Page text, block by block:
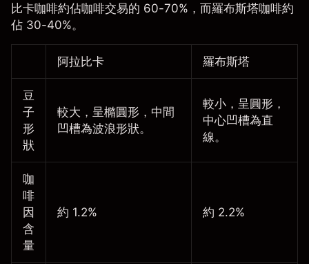
比卡咖啡約佔咖啡交易的 60-70%，而羅布斯塔咖啡約
佔 30-40%。
阿拉比卡 羅布斯塔
豆
子
形
狀
較大，呈橢圓形，中間
凹槽為波浪形狀。
較小，呈圓形，
中心凹槽為直
線。
咖
啡
因
含
量
約 1.2% 約 2.2%